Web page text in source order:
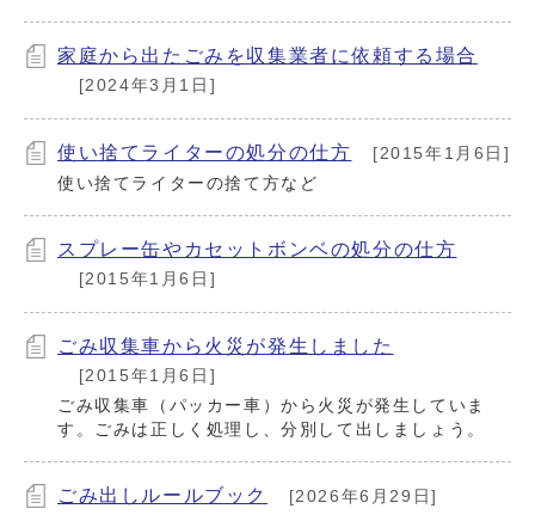
家庭から出たごみを収集業者に依頼する場合
[2024年3月1日]
使い捨てライターの処分の仕方
[2015年1月6日]
使い捨てライターの捨て方など
スプレー缶やカセットボンベの処分の仕方
[2015年1月6日]
ごみ収集車から火災が発生しました
[2015年1月6日]
ごみ収集車（パッカー車）から火災が発生していま
す。ごみは正しく処理し、分別して出しましょう。
ごみ出しルールブック [2026年6月29日]